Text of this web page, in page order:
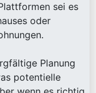
sei es
oder
Planung
potentielle